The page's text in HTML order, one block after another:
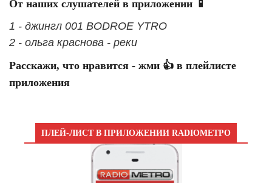
От наших слушателей в приложении 📱
1 - джингл 001 BODROE YTRO
2 - ольга краснова - реки
Расскажи, что нравится - жми 👍 в плейлисте
приложения
ПЛЕЙ-ЛИСТ В ПРИЛОЖЕНИИ RADIOМЕТРО